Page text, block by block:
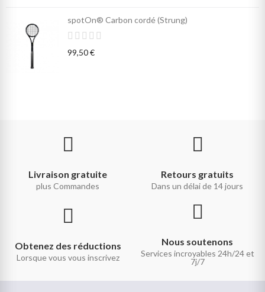
spotOn® Carbon cordé (Strung)
99,50 €
Livraison gratuite
plus Commandes
Retours gratuits
Dans un délai de 14 jours
Obtenez des réductions
Lorsque vous vous inscrivez
Nous soutenons
Services incroyables 24h/24 et
7j/7